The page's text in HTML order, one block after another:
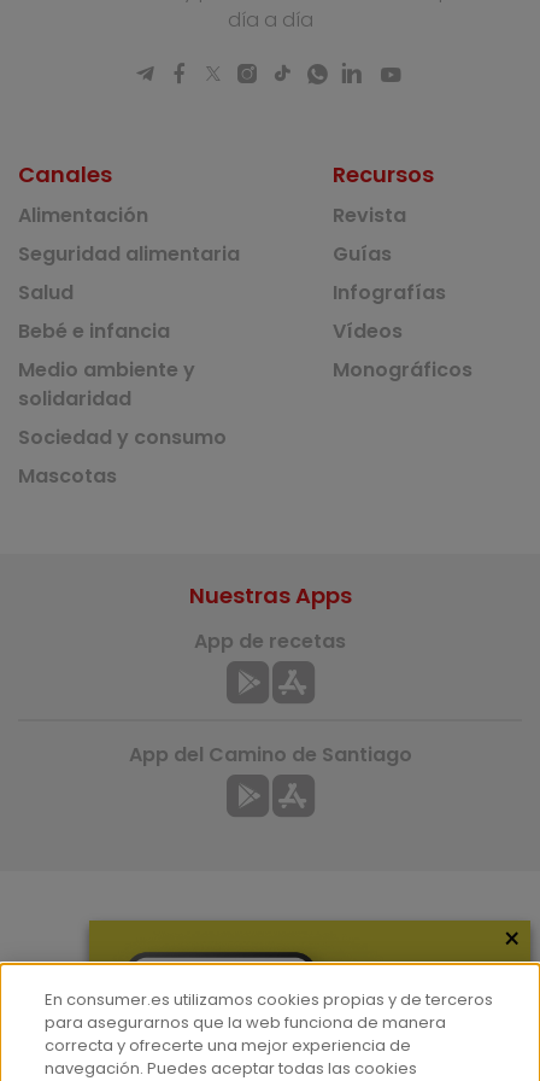
día a día
Canales
Alimentación
Seguridad alimentaria
Salud
Bebé e infancia
Medio ambiente y
solidaridad
Sociedad y consumo
Mascotas
Recursos
Revista
Guías
Infografías
Vídeos
Monográficos
Hemeroteca
Contacto
Nuestras Apps
App de recetas
App del Camino de Santiago
×
En consumer.es utilizamos cookies propias y de terceros
para asegurarnos que la web funciona de manera
correcta y ofrecerte una mejor experiencia de
navegación. Puedes aceptar todas las cookies